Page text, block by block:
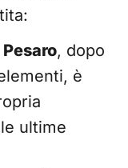
, dopo
è
ultime